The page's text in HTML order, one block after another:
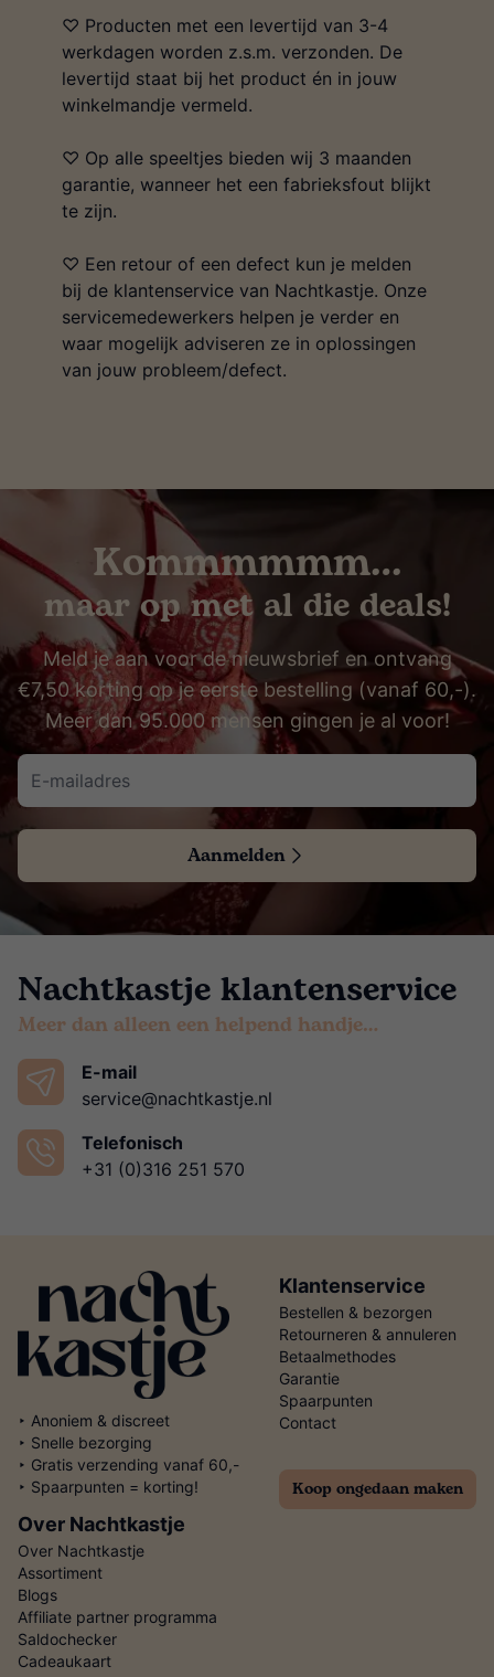
♡ Producten met een levertijd van 3-4
werkdagen worden z.s.m. verzonden. De
levertijd staat bij het product én in jouw
winkelmandje vermeld.
♡ Op alle speeltjes bieden wij 3 maanden
garantie, wanneer het een fabrieksfout blijkt
te zijn.
♡ Een retour of een defect kun je melden
bij de klantenservice van Nachtkastje. Onze
servicemedewerkers helpen je verder en
waar mogelijk adviseren ze in oplossingen
van jouw probleem/defect.
Kommmmmm…
maar op met al die deals!
Meld je aan voor de nieuwsbrief en ontvang
€7,50 korting op je eerste bestelling (vanaf 60,-).
Meer dan 95.000 mensen gingen je al voor!
Aanmelden
Nachtkastje klantenservice
Meer dan alleen een helpend handje…
E-mail
service@nachtkastje.nl
Telefonisch
+31 (0)316 251 570
‣ Anoniem & discreet
‣ Snelle bezorging
‣ Gratis verzending vanaf 60,-
‣ Spaarpunten = korting!
Klantenservice
Bestellen & bezorgen
Retourneren & annuleren
Betaalmethodes
Garantie
Spaarpunten
Contact
Koop ongedaan maken
Over Nachtkastje
Over Nachtkastje
Assortiment
Blogs
Affiliate partner programma
Saldochecker
Cadeaukaart